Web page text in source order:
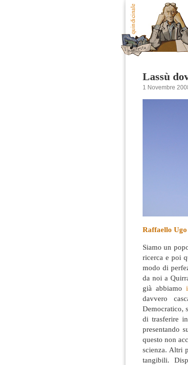
Lassù
1 Novembre
Raffaello Ugo
Siamo un
ricerca e poi
modo di
da noi a
già abbiamo
davvero
Democratico,
di trasferire
presentando
questo non
scienza. Altri
tangibili.